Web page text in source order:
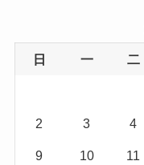
日 一 二
2 3 4
9 10 11